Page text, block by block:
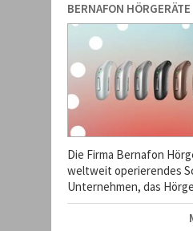
BERNAFON HÖRGERÄTE
Die Firma Bernafon
weltweit operierendes
Unternehmen, das